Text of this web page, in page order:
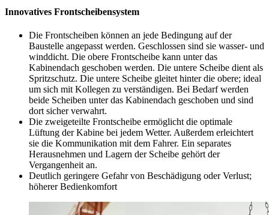
Innovatives Frontscheibensystem
Die Frontscheiben können an jede Bedingung auf der
Baustelle angepasst werden. Geschlossen sind sie wasser- und
winddicht. Die obere Frontscheibe kann unter das
Kabinendach geschoben werden. Die untere Scheibe dient als
Spritzschutz. Die untere Scheibe gleitet hinter die obere; ideal
um sich mit Kollegen zu verständigen. Bei Bedarf werden
beide Scheiben unter das Kabinendach geschoben und sind
dort sicher verwahrt.
Die zweigeteilte Frontscheibe ermöglicht die optimale
Lüftung der Kabine bei jedem Wetter. Außerdem erleichtert
sie die Kommunikation mit dem Fahrer. Ein separates
Herausnehmen und Lagern der Scheibe gehört der
Vergangenheit an.
Deutlich geringere Gefahr von Beschädigung oder Verlust;
höherer Bedienkomfort